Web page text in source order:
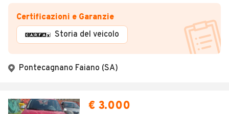
Certificazioni e Garanzie
Storia del veicolo
Pontecagnano Faiano (SA)
€ 3.000